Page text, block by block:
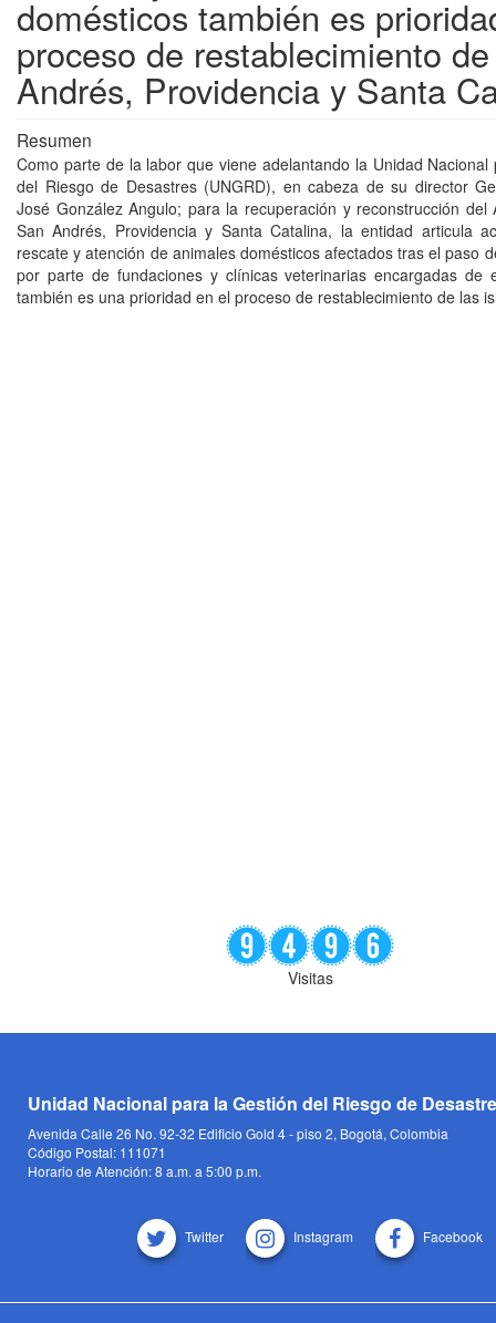
domésticos también es
proceso de restablecimiento
Andrés, Providencia y Santa
Resumen
Como parte de la labor que viene adelantando la Unidad Nacional
del Riesgo de Desastres (UNGRD), en cabeza de su director
José González Angulo; para la recuperación y reconstrucción del
San Andrés, Providencia y Santa Catalina, la entidad articula
rescate y atención de animales domésticos afectados tras el paso
por parte de fundaciones y clínicas veterinarias encargadas de
también es una prioridad en el proceso de restablecimiento de las
Visitas
Unidad Nacional para la Gestión del Riesgo de
Avenida Calle 26 No. 92-32 Edificio Gold 4 - piso 2, Bogotá, Colombia
Código Postal: 111071
Horario de Atención: 8 a.m. a 5:00 p.m.
Twitter Instagram Facebook